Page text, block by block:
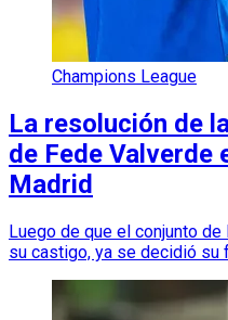
Champions League
La resolución de
de Fede Valverde
Madrid
Luego de que el conjunto
su castigo, ya se decidió su